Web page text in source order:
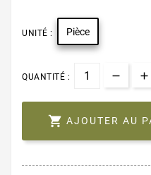
UNITÉ : Pièce
QUANTITÉ :
 AJOUTER AU